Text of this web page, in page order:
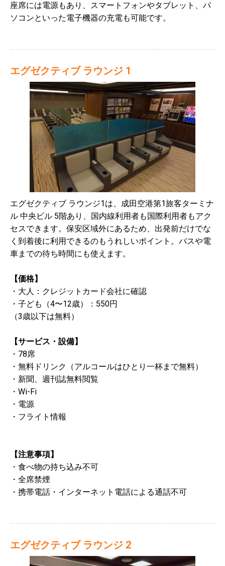
座席には電源もあり、スマートフォンやタブレット、パ
ソコンといった電子機器の充電も可能です。
エグゼクティブ ラウンジ 1
エグゼクティブ ラウンジ1は、成田空港第1旅客ターミナ
ル 中央ビル 5階あり、国内線利用者も国際利用者もアク
セスできます。保安区域外にあるため、出発前だけでな
く到着後に利用できるのもうれしいポイント。バスや電
車までの待ち時間にも使えます。
【価格】
・大人：クレジットカード会社に確認
・子ども（4〜12歳）：550円
（3歳以下は無料）
【サービス・設備】
・78席
・無料ドリンク（アルコールはひとり一杯まで無料）
・新聞、週刊誌無料閲覧
・Wi-Fi
・電源
・フライト情報
【注意事項】
・食べ物の持ち込み不可
・全席禁煙
・携帯電話・インターネット電話による通話不可
エグゼクティブ ラウンジ 2